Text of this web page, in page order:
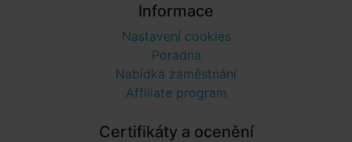
Informace
Nastavení cookies
Poradna
Nabídka zaměstnání
Affiliate program
Certifikáty a ocenění